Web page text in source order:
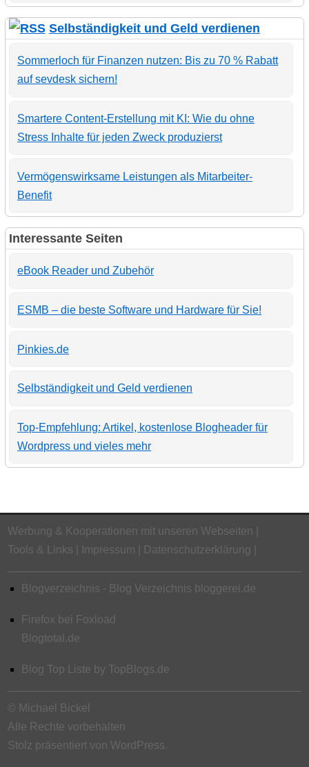
Selbständigkeit und Geld verdienen
Sommerloch für Finanzen nutzen: Bis zu 70 % Rabatt
auf sevdesk sichern!
Smartere Content-Erstellung mit KI: Wie du ohne
Stress Inhalte für jeden Zweck produzierst
Vermögenswirksame Leistungen als Mitarbeiter-
Benefit
Interessante Seiten
eBook Reader und Zubehör
ESMB – die beste Software und Hardware für Sie!
Pinkies.de
Selbständigkeit und Geld verdienen
Top-Empfehlung: Artikel, kostenlose Blogheader für
Wordpress und vieles mehr
Werbung & Kooperationen mit unseren Webseiten
Tools & Links
Impressum Datenschutzerklärung
Blogverzeichnis - Blog Verzeichnis bloggerei.de
Firefox bei Foxload
Blogtotal.de
Blog Top Liste by TopBlogs.de
© Michael Bickel
Alle Rechte vorbehalten
Stolz präsentiert von WordPress.